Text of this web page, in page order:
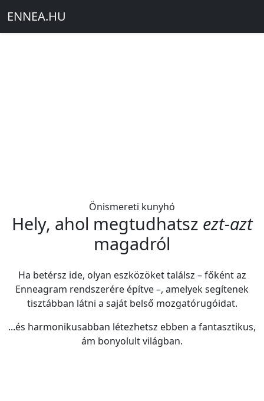
ENNEA.HU
Önismereti kunyhó
Hely, ahol megtudhatsz ezt-azt
magadról
Ha betérsz ide, olyan eszközöket találsz – főként az
Enneagram rendszerére építve –, amelyek segítenek
tisztábban látni a saját belső mozgatórugóidat.
...és harmonikusabban létezhetsz ebben a fantasztikus,
ám bonyolult világban.